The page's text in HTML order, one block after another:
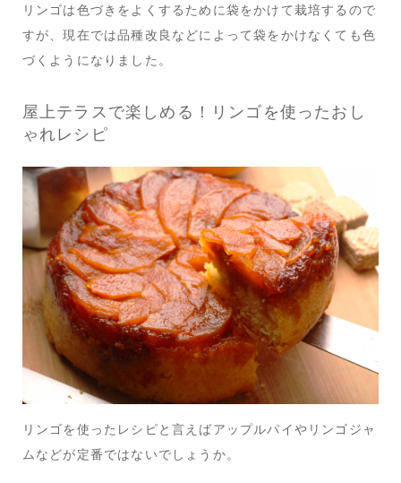
リンゴは色づきをよくするために袋をかけて栽培するので
すが、現在では品種改良などによって袋をかけなくても色
づくようになりました。
屋上テラスで楽しめる！リンゴを使ったおし
ゃれレシピ
リンゴを使ったレシピと言えばアップルパイやリンゴジャ
ムなどが定番ではないでしょうか。